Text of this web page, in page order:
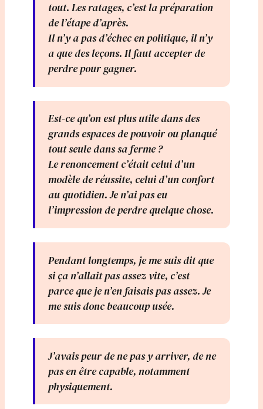
tout. Les ratages, c’est la préparation
de l’étape d’après.
Il n’y a pas d’échec en politique, il n’y
a que des leçons. Il faut accepter de
perdre pour gagner.
Est-ce qu’on est plus utile dans des
grands espaces de pouvoir ou planqué
tout seule dans sa ferme ?
Le renoncement c’était celui d’un
modèle de réussite, celui d’un confort
au quotidien. Je n’ai pas eu
l’impression de perdre quelque chose.
Pendant longtemps, je me suis dit que
si ça n’allait pas assez vite, c’est
parce que je n’en faisais pas assez. Je
me suis donc beaucoup usée.
J’avais peur de ne pas y arriver, de ne
pas en être capable, notamment
physiquement.